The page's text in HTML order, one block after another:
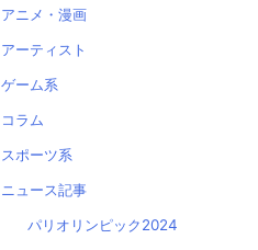
アニメ・漫画
アーティスト
ゲーム系
コラム
スポーツ系
ニュース記事
パリオリンピック2024